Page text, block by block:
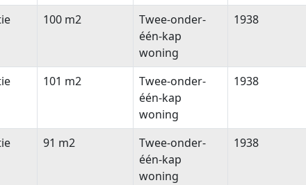
100 m2
Twee-onder-
één-kap
woning
1938
101 m2
Twee-onder-
één-kap
woning
1938
91 m2
Twee-onder-
één-kap
woning
1938